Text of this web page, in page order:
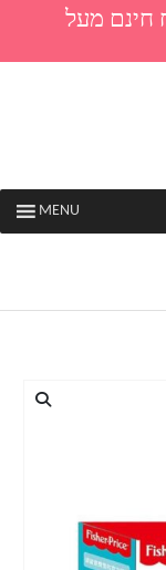
| משלוח חינם מעל
MENU